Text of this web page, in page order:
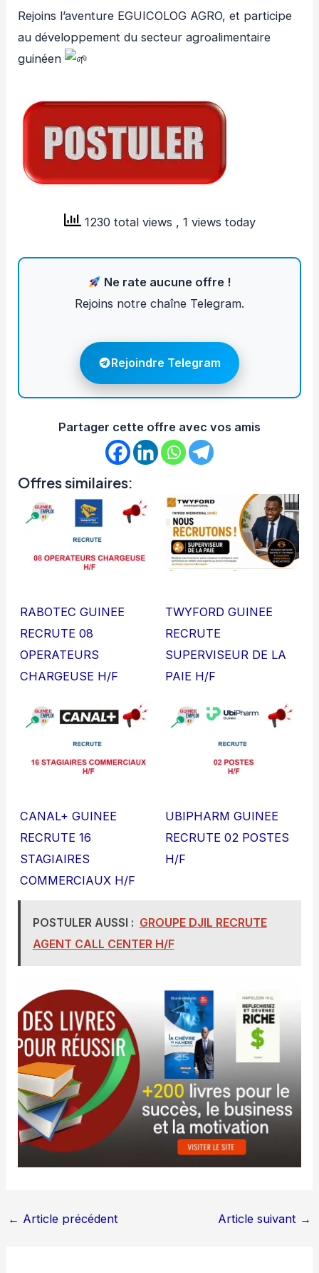
Rejoins l’aventure EGUICOLOG AGRO, et participe
au développement du secteur agroalimentaire
guinéen
1230 total views , 1 views today
Ne rate aucune offre !
Rejoins notre chaîne Telegram.
Rejoindre Telegram
Partager cette offre avec vos amis
Offres similaires:
RABOTEC GUINEE
RECRUTE 08
OPERATEURS
CHARGEUSE H/F
TWYFORD GUINEE
RECRUTE
SUPERVISEUR DE LA
PAIE H/F
CANAL+ GUINEE
RECRUTE 16
STAGIAIRES
COMMERCIAUX H/F
UBIPHARM GUINEE
RECRUTE 02 POSTES
H/F
POSTULER AUSSI : GROUPE DJIL RECRUTE
AGENT CALL CENTER H/F
← Article précédent Article suivant →